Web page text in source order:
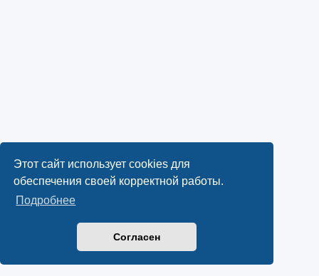
Этот сайт использует cookies для
обеспечения своей корректной работы.
Подробнее
Согласен